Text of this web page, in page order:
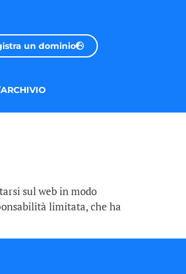
un dominio
ARCHIVIO
sul web in modo
limitata, che ha